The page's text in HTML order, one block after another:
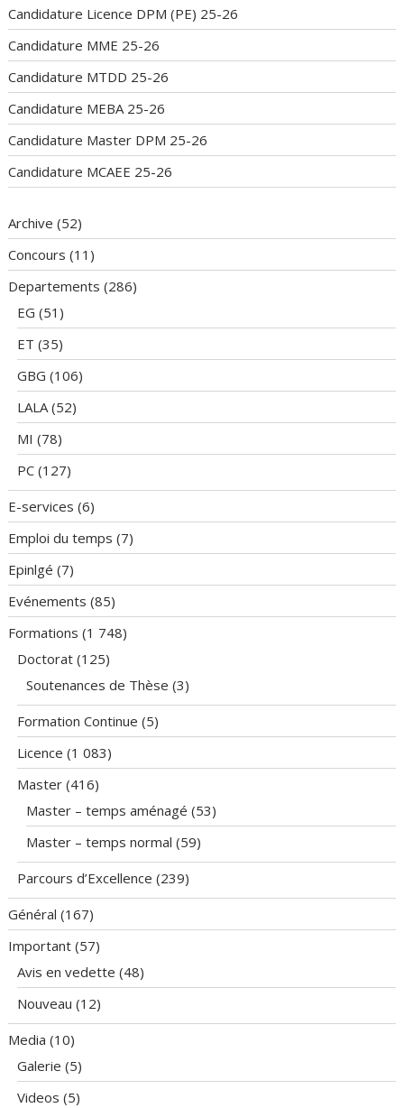
Candidature Licence DPM (PE) 25-26
Candidature MME 25-26
Candidature MTDD 25-26
Candidature MEBA 25-26
Candidature Master DPM 25-26
Candidature MCAEE 25-26
Archive (52)
Concours (11)
Departements (286)
EG (51)
ET (35)
GBG (106)
LALA(52)
MI (78)
PC (127)
E-services (6)
Emploi du temps (7)
Epinlgé (7)
Evénements (85)
Formations (1 748)
Doctorat (125)
Soutenances de Thèse (3)
Formation Continue (5)
Licence (1 083)
Master (416)
Master – temps aménagé (53)
Master – temps normal (59)
Parcours d’Excellence (239)
Général (167)
Important (57)
Avis en vedette (48)
Nouveau (12)
Media (10)
Galerie (5)
Videos (5)